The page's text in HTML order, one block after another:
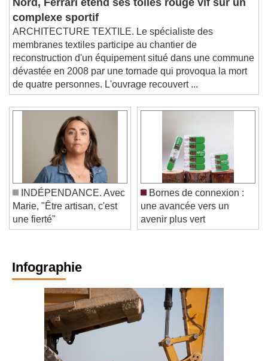
complexe sportif
ARCHITECTURE TEXTILE. Le spécialiste des
membranes textiles participe au chantier de
reconstruction d'un équipement situé dans une commune
dévastée en 2008 par une tornade qui provoqua la mort
de quatre personnes. L'ouvrage recouvert ...
INDÉPENDANCE. Avec
Marie, "Être artisan, c'est
une fierté"
Bornes de connexion :
une avancée vers un
avenir plus vert